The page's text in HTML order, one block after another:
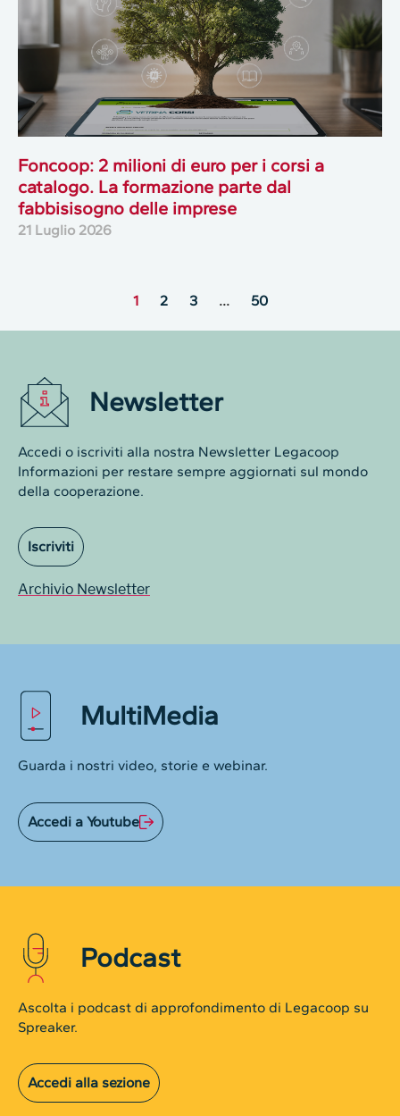
Foncoop: 2 milioni di euro per i corsi a
catalogo. La formazione parte dal
fabbisisogno delle imprese
21 Luglio 2026
1 2 3 … 50
Newsletter
Accedi o iscriviti alla nostra Newsletter Legacoop
Informazioni per restare sempre aggiornati sul mondo
della cooperazione.
Iscriviti
Archivio Newsletter
MultiMedia
Guarda i nostri video, storie e webinar.
Accedi a Youtube
Podcast
Ascolta i podcast di approfondimento di Legacoop su
Spreaker.
Accedi alla sezione